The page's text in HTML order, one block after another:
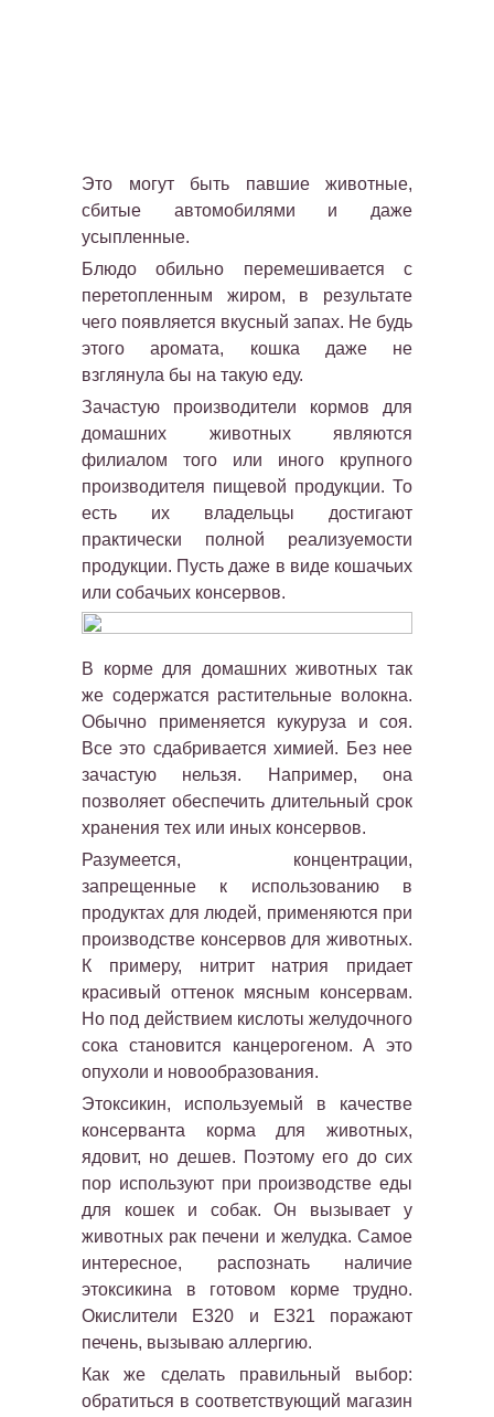
Это могут быть павшие животные,
сбитые автомобилями и даже
усыпленные.
Блюдо обильно перемешивается с
перетопленным жиром, в результате
чего появляется вкусный запах. Не будь
этого аромата, кошка даже не
взглянула бы на такую еду.
Зачастую производители кормов для
домашних животных являются
филиалом того или иного крупного
производителя пищевой продукции. То
есть их владельцы достигают
практически полной реализуемости
продукции. Пусть даже в виде кошачьих
или собачьих консервов.
В корме для домашних животных так
же содержатся растительные волокна.
Обычно применяется кукуруза и соя.
Все это сдабривается химией. Без нее
зачастую нельзя. Например, она
позволяет обеспечить длительный срок
хранения тех или иных консервов.
Разумеется, концентрации,
запрещенные к использованию в
продуктах для людей, применяются при
производстве консервов для животных.
К примеру, нитрит натрия придает
красивый оттенок мясным консервам.
Но под действием кислоты желудочного
сока становится канцерогеном. А это
опухоли и новообразования.
Этоксикин, используемый в качестве
консерванта корма для животных,
ядовит, но дешев. Поэтому его до сих
пор используют при производстве еды
для кошек и собак. Он вызывает у
животных рак печени и желудка. Самое
интересное, распознать наличие
этоксикина в готовом корме трудно.
Окислители Е320 и Е321 поражают
печень, вызываю аллергию.
Как же сделать правильный выбор:
обратиться в соответствующий магазин